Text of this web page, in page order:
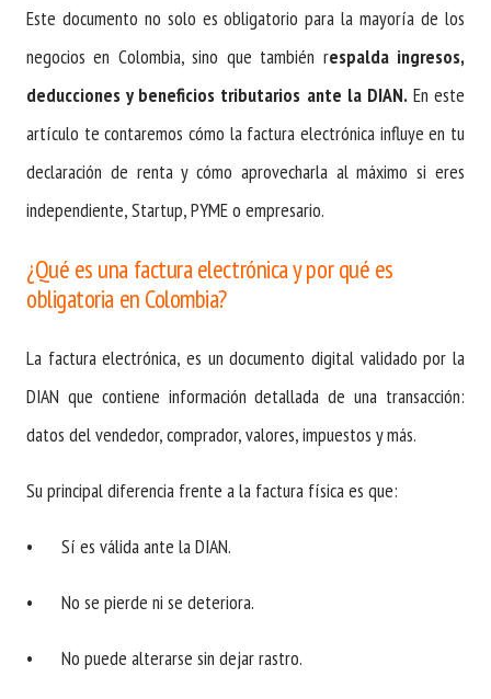
Este documento no solo es obligatorio para la mayoría de los
negocios en Colombia, sino que también respalda ingresos,
deducciones y beneficios tributarios ante la DIAN.En este
artículo te contaremos cómo la factura electrónica influye en tu
declaración de renta y cómo aprovecharla al máximo si eres
independiente, Startup, PYME o empresario.
¿Qué es una factura electrónica y por qué es
obligatoria en Colombia?
La factura electrónica, es un documento digital validado por la
DIAN que contiene información detallada de una transacción:
datos del vendedor, comprador, valores, impuestos y más.
Su principal diferencia frente a la factura física es que:
• Sí es válida ante la DIAN.
• No se pierde ni se deteriora.
• No puede alterarse sin dejar rastro.